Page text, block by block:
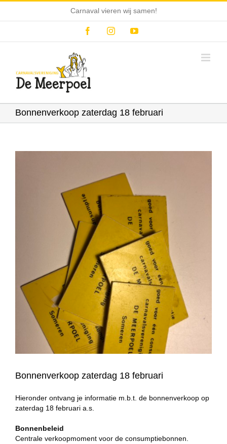
Carnaval vieren wij samen!
FacebookInstagramYouTube
Bonnenverkoop zaterdag 18 februari
Bonnenverkoop zaterdag 18 februari
Hieronder ontvang je informatie m.b.t. de bonnenverkoop op
zaterdag 18 februari a.s.
Bonnenbeleid
Centrale verkoopmoment voor de consumptiebonnen.